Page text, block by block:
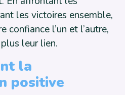
les victoires ensemble,
confiance l’un et l’autre,
leur lien.
la
positive